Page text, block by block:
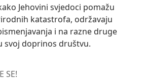
Jehovini svjedoci pomažu
katastrofa, održavaju
i na razne druge
svoj doprinos društvu.
SE!